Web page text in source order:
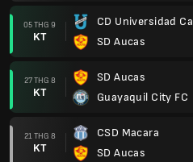
05 THG 9
KT
CD Universidad
SD Aucas
27 THG 8
KT
SD Aucas
Guayaquil City FC
21 THG 8
KT
CSD Macara
SD Aucas